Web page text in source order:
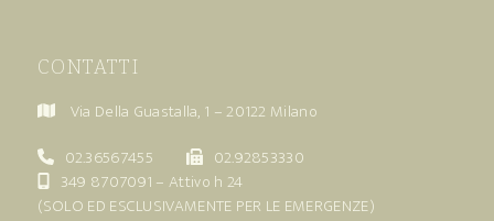
CONTATTI
Via Della Guastalla, 1 – 20122 Milano
02.36567455
02.92853330
349 8707091 – Attivo h 24
(SOLO ED ESCLUSIVAMENTE PER LE EMERGENZE)